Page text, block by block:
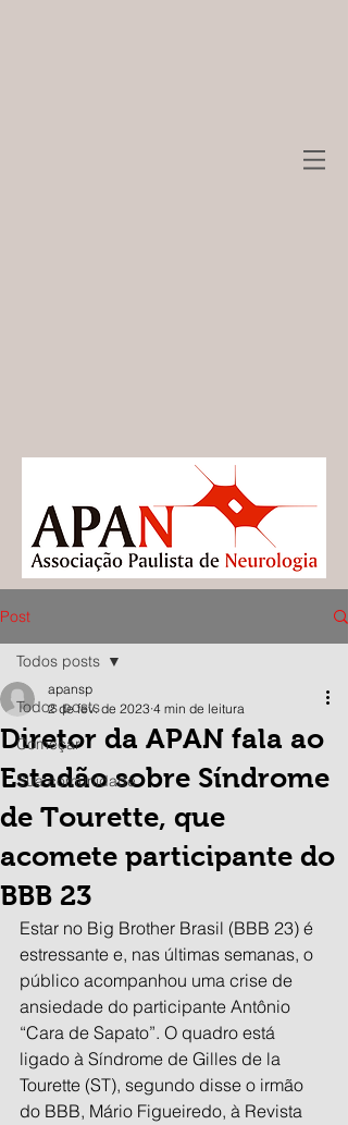
Post
Todos posts
Começar
Sua comunidade
Todos posts
Diretor da APAN fala ao
Estadão sobre Síndrome
de Tourette, que
acomete participante do
BBB 23
apansp
2 de fev. de 2023 4 min de leitura
Estar no Big Brother Brasil (BBB 23) é
estressante e, nas últimas semanas, o
público acompanhou uma crise de
ansiedade do participante Antônio
“Cara de Sapato”. O quadro está
ligado à Síndrome de Gilles de la
Tourette (ST), segundo disse o irmão
do BBB, Mário Figueiredo, à Revista